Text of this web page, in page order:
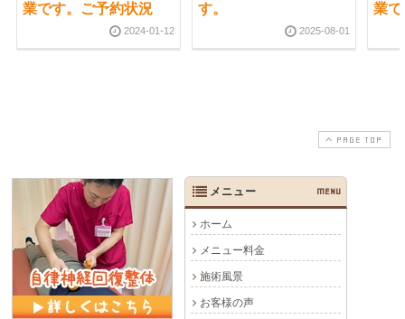
業です。ご予約状況
2024-01-12
す。
2025-08-01
業
PAGE TOP
メニュー MENU
ホーム
メニュー料金
施術風景
お客様の声